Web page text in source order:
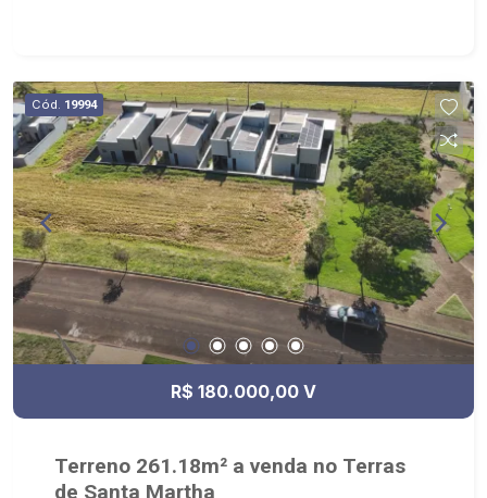
Ribeirão Imóveis - sede na Av. Professor João
Fiusa;
Cód. 19994
R$ 180.000,00 V
Terreno 261.18m² a venda no Terras
de Santa Martha